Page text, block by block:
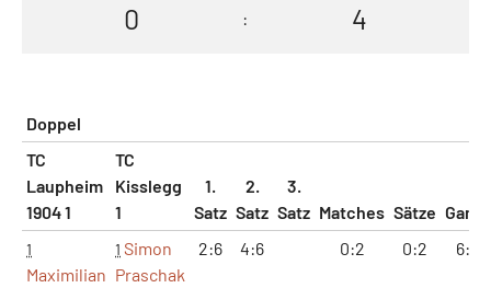
0 : 4
Doppel
TC
Laupheim
1904 1
TC
Kisslegg
1
1.
Satz
2.
Satz
3.
Satz Matches Sätze
1
Maximilian
1 Simon
Praschak
2:6 4:6 0:2 0:2 6:12